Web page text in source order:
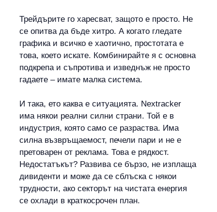
Трейдърите го харесват, защото е просто. Не
се опитва да бъде хитро. А когато гледате
графика и всичко е хаотично, простотата е
това, което искате. Комбинирайте я с основна
подкрепа и съпротива и изведнъж не просто
гадаете – имате малка система.
И така, ето каква е ситуацията. Nextracker
има някои реални силни страни. Той е в
индустрия, която само се разраства. Има
силна възвръщаемост, печели пари и не е
претоварен от реклама. Това е рядкост.
Недостатъкът? Развива се бързо, не изплаща
дивиденти и може да се сблъска с някои
трудности, ако секторът на чистата енергия
се охлади в краткосрочен план.